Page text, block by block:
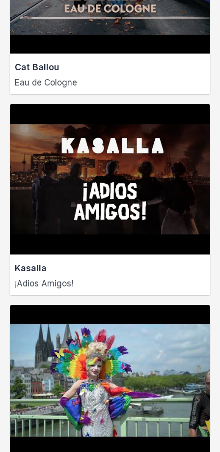
Cat Ballou
Eau de Cologne
Kasalla
¡Adios Amigos!